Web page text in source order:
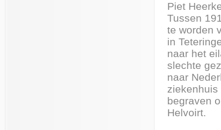
Piet
Tussen
te worden
in
naar het
slechte
naar
begraven
Helvoirt.